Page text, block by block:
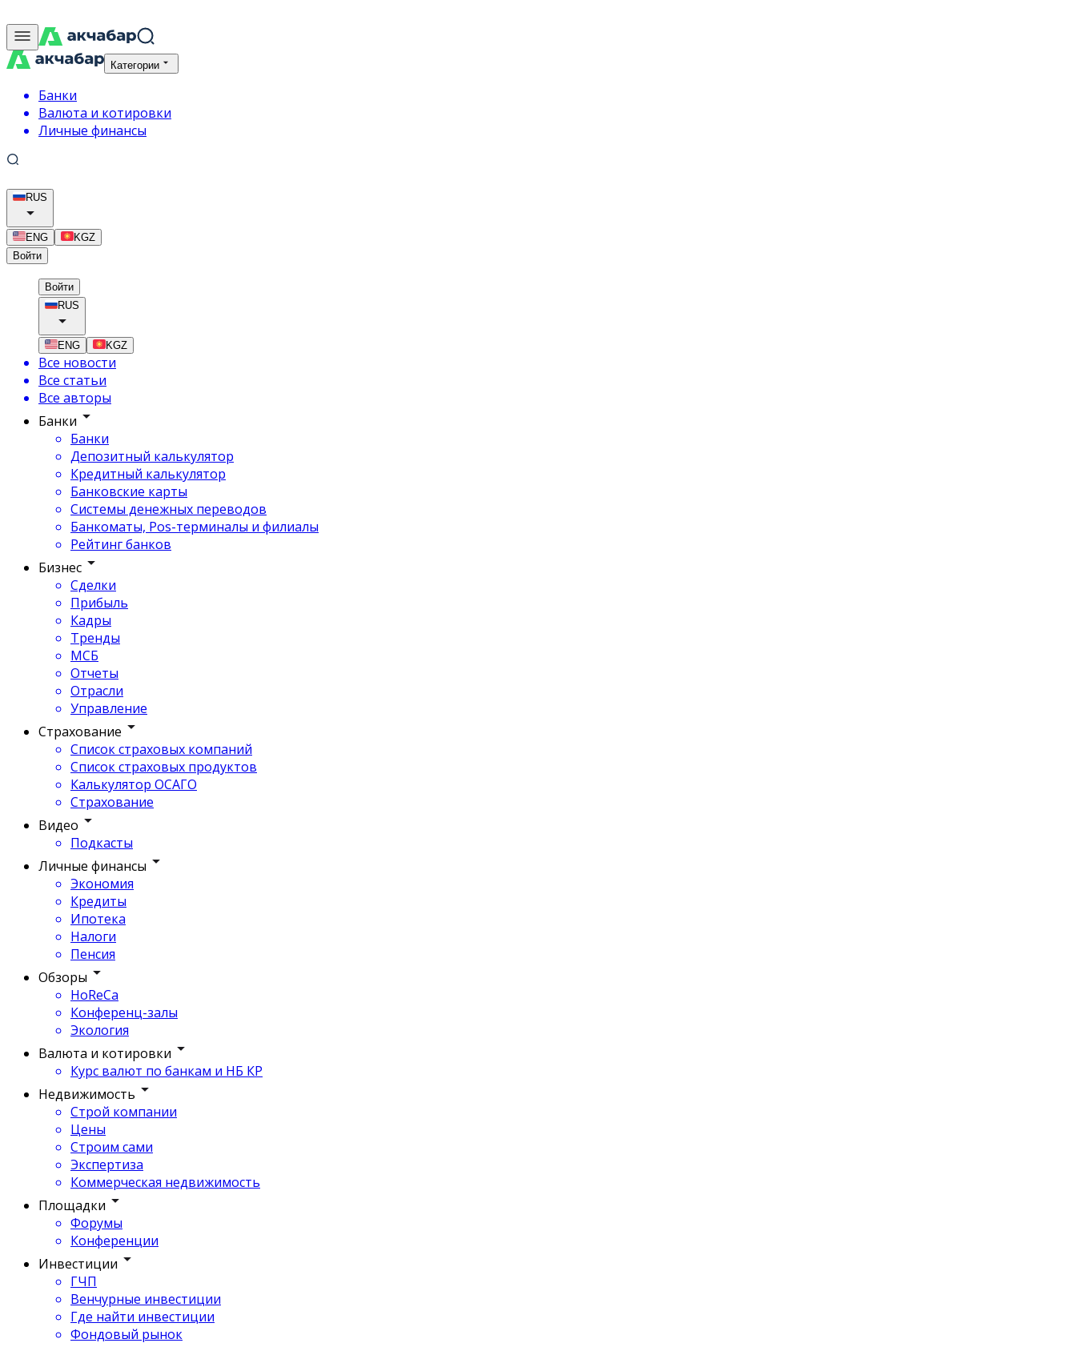
Категории
Банки
Валюта и котировки
Личные финансы
RUS
ENG
KGZ
Войти
Войти
RUS
ENG KGZ
Все новости
Все статьи
Все авторы
Банки
Банки
Депозитный калькулятор
Кредитный калькулятор
Банковские карты
Системы денежных переводов
Банкоматы, Pos-терминалы и филиалы
Рейтинг банков
Бизнес
Сделки
Прибыль
Кадры
Тренды
МСБ
Отчеты
Отрасли
Управление
Страхование
Список страховых компаний
Список страховых продуктов
Калькулятор ОСАГО
Страхование
Видео
Подкасты
Личные финансы
Экономия
Кредиты
Ипотека
Налоги
Пенсия
Обзоры
HoReCa
Конференц-залы
Экология
Валюта и котировки
Курс валют по банкам и НБ КР
Недвижимость
Строй компании
Цены
Строим сами
Экспертиза
Коммерческая недвижимость
Площадки
Форумы
Конференции
Инвестиции
ГЧП
Венчурные инвестиции
Где найти инвестиции
Фондовый рынок